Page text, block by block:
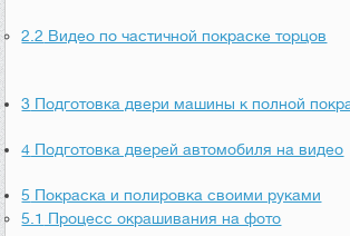
2.2 Видео по частичной покраске торцов
3 Подготовка двери машины к полной
4 Подготовка дверей автомобиля на видео
5 Покраска и полировка своими руками
5.1 Процесс окрашивания на фото